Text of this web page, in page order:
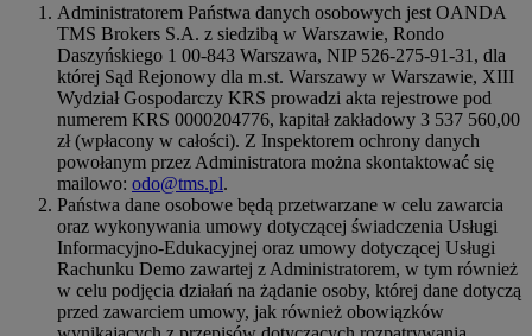
Administratorem Państwa danych osobowych jest OANDA
TMS Brokers S.A. z siedzibą w Warszawie, Rondo
Daszyńskiego 1 00-843 Warszawa, NIP 526-275-91-31, dla
której Sąd Rejonowy dla m.st. Warszawy w Warszawie, XIII
Wydział Gospodarczy KRS prowadzi akta rejestrowe pod
numerem KRS 0000204776, kapitał zakładowy 3 537 560,00
zł (wpłacony w całości). Z Inspektorem ochrony danych
powołanym przez Administratora można skontaktować się
mailowo: odo@tms.pl.
Państwa dane osobowe będą przetwarzane w celu zawarcia
oraz wykonywania umowy dotyczącej świadczenia Usługi
Informacyjno-Edukacyjnej oraz umowy dotyczącej Usługi
Rachunku Demo zawartej z Administratorem, w tym również
w celu podjęcia działań na żądanie osoby, której dane dotyczą
przed zawarciem umowy, jak również obowiązków